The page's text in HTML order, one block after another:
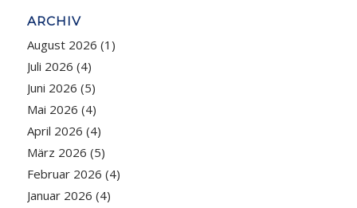
ARCHIV
August 2026 (1)
Juli 2026 (4)
Juni 2026 (5)
Mai 2026 (4)
April 2026 (4)
März 2026 (5)
Februar 2026 (4)
Januar 2026 (4)